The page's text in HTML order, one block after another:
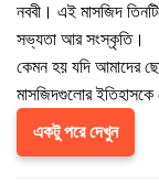
নববী। এই মাসজিদ
সভ্যতা আর সংস্কৃতি।
কেমন হয় যদি আমাদের
মাসজিদগুলোর ইতিহাসকে
একটু পরে দেখুন